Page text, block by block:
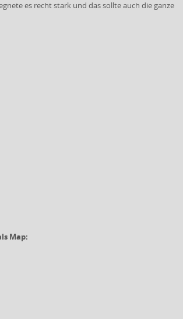
es recht stark und das sollte auch die ganze
Map: